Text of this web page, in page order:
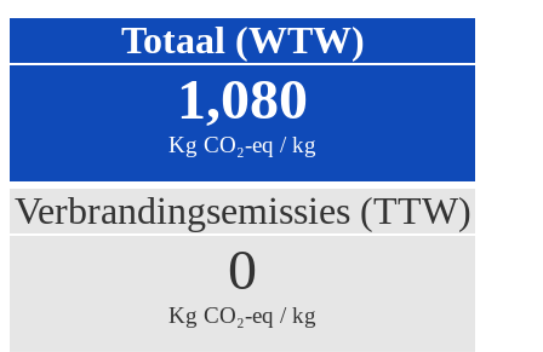
Totaal (WTW)
1,080
Kg CO₂-eq / kg
Verbrandingsemissies (TTW)
0
Kg CO₂-eq / kg